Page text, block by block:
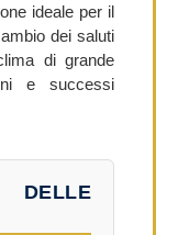
ideale per il
dei saluti
di grande
e successi